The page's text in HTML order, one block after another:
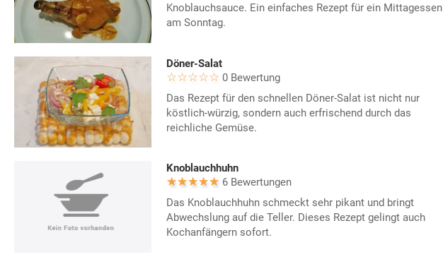
Knoblauchsauce. Ein einfaches Rezept für ein Mittagessen
am Sonntag.
Döner-Salat
0 Bewertung
Das Rezept für den schnellen Döner-Salat ist nicht nur
köstlich-würzig, sondern auch erfrischend durch das
reichliche Gemüse.
Knoblauchhuhn
6 Bewertungen
Das Knoblauchhuhn schmeckt sehr pikant und bringt
Abwechslung auf die Teller. Dieses Rezept gelingt auch
Kochanfängern sofort.